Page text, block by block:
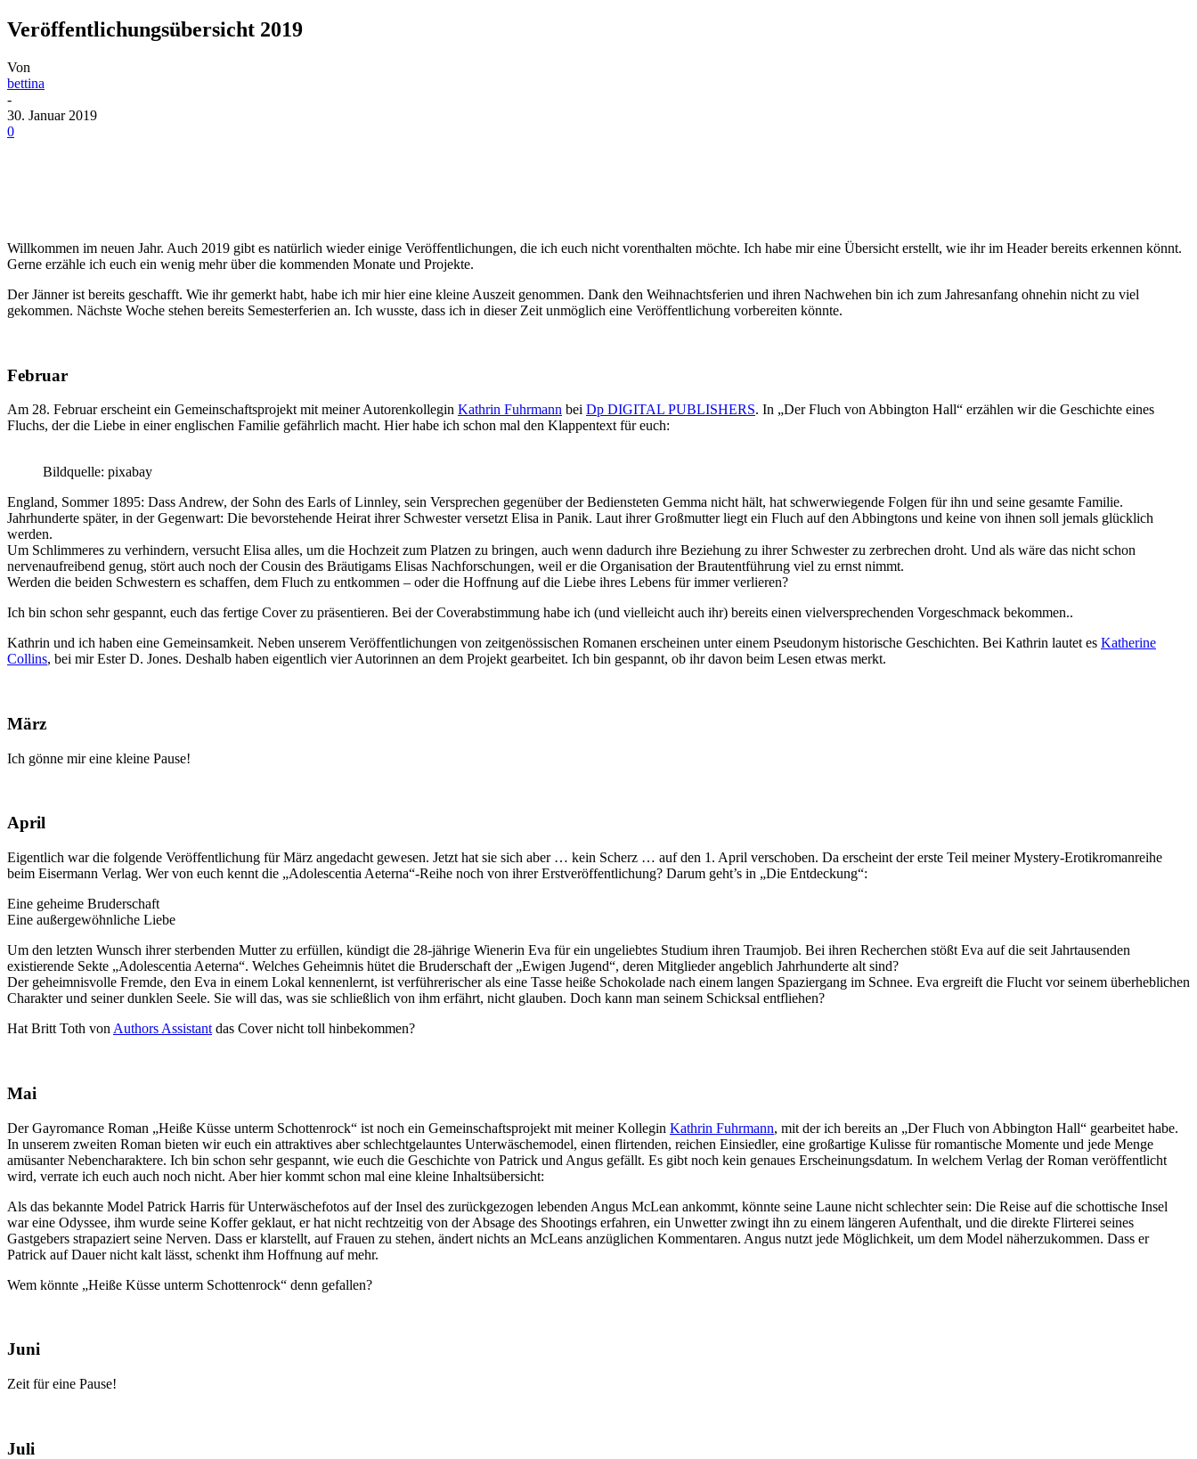
Veröffentlichungsübersicht 2019
Von
bettina
-
30. Januar 2019
0
Willkommen im neuen Jahr. Auch 2019 gibt es natürlich wieder einige Veröffentlichungen, die ich euch nicht vorenthalten möchte. Ich habe mir eine Übersicht erstellt, wie ihr im Header bereits erkennen könnt.
Gerne erzähle ich euch ein wenig mehr über die kommenden Monate und Projekte.
Der Jänner ist bereits geschafft. Wie ihr gemerkt habt, habe ich mir hier eine kleine Auszeit genommen. Dank den Weihnachtsferien und ihren Nachwehen bin ich zum Jahresanfang ohnehin nicht zu viel
gekommen. Nächste Woche stehen bereits Semesterferien an. Ich wusste, dass ich in dieser Zeit unmöglich eine Veröffentlichung vorbereiten könnte.
Februar
Am 28. Februar erscheint ein Gemeinschaftsprojekt mit meiner Autorenkollegin Kathrin Fuhrmann bei Dp DIGITAL PUBLISHERS. In „Der Fluch von Abbington Hall“ erzählen wir die Geschichte eines
Fluchs, der die Liebe in einer englischen Familie gefährlich macht. Hier habe ich schon mal den Klappentext für euch:
Bildquelle: pixabay
England, Sommer 1895: Dass Andrew, der Sohn des Earls of Linnley, sein Versprechen gegenüber der Bediensteten Gemma nicht hält, hat schwerwiegende Folgen für ihn und seine gesamte Familie.
Jahrhunderte später, in der Gegenwart: Die bevorstehende Heirat ihrer Schwester versetzt Elisa in Panik. Laut ihrer Großmutter liegt ein Fluch auf den Abbingtons und keine von ihnen soll jemals glücklich
werden.
Um Schlimmeres zu verhindern, versucht Elisa alles, um die Hochzeit zum Platzen zu bringen, auch wenn dadurch ihre Beziehung zu ihrer Schwester zu zerbrechen droht. Und als wäre das nicht schon
nervenaufreibend genug, stört auch noch der Cousin des Bräutigams Elisas Nachforschungen, weil er die Organisation der Brautentführung viel zu ernst nimmt.
Werden die beiden Schwestern es schaffen, dem Fluch zu entkommen – oder die Hoffnung auf die Liebe ihres Lebens für immer verlieren?
Ich bin schon sehr gespannt, euch das fertige Cover zu präsentieren. Bei der Coverabstimmung habe ich (und vielleicht auch ihr) bereits einen vielversprechenden Vorgeschmack bekommen..
Kathrin und ich haben eine Gemeinsamkeit. Neben unserem Veröffentlichungen von zeitgenössischen Romanen erscheinen unter einem Pseudonym historische Geschichten. Bei Kathrin lautet es Katherine
Collins, bei mir Ester D. Jones. Deshalb haben eigentlich vier Autorinnen an dem Projekt gearbeitet. Ich bin gespannt, ob ihr davon beim Lesen etwas merkt.
März
Ich gönne mir eine kleine Pause!
April
Eigentlich war die folgende Veröffentlichung für März angedacht gewesen. Jetzt hat sie sich aber … kein Scherz … auf den 1. April verschoben. Da erscheint der erste Teil meiner Mystery-Erotikromanreihe
beim Eisermann Verlag. Wer von euch kennt die „Adolescentia Aeterna“-Reihe noch von ihrer Erstveröffentlichung? Darum geht’s in „Die Entdeckung“:
Eine geheime Bruderschaft
Eine außergewöhnliche Liebe
Um den letzten Wunsch ihrer sterbenden Mutter zu erfüllen, kündigt die 28-jährige Wienerin Eva für ein ungeliebtes Studium ihren Traumjob. Bei ihren Recherchen stößt Eva auf die seit Jahrtausenden
existierende Sekte „Adolescentia Aeterna“. Welches Geheimnis hütet die Bruderschaft der „Ewigen Jugend“, deren Mitglieder angeblich Jahrhunderte alt sind?
Der geheimnisvolle Fremde, den Eva in einem Lokal kennenlernt, ist verführerischer als eine Tasse heiße Schokolade nach einem langen Spaziergang im Schnee. Eva ergreift die Flucht vor seinem überheblichen
Charakter und seiner dunklen Seele. Sie will das, was sie schließlich von ihm erfährt, nicht glauben. Doch kann man seinem Schicksal entfliehen?
Hat Britt Toth von Authors Assistant das Cover nicht toll hinbekommen?
Mai
Der Gayromance Roman „Heiße Küsse unterm Schottenrock“ ist noch ein Gemeinschaftsprojekt mit meiner Kollegin Kathrin Fuhrmann, mit der ich bereits an „Der Fluch von Abbington Hall“ gearbeitet habe.
In unserem zweiten Roman bieten wir euch ein attraktives aber schlechtgelauntes Unterwäschemodel, einen flirtenden, reichen Einsiedler, eine großartige Kulisse für romantische Momente und jede Menge
amüsanter Nebencharaktere. Ich bin schon sehr gespannt, wie euch die Geschichte von Patrick und Angus gefällt. Es gibt noch kein genaues Erscheinungsdatum. In welchem Verlag der Roman veröffentlicht
wird, verrate ich euch auch noch nicht. Aber hier kommt schon mal eine kleine Inhaltsübersicht:
Als das bekannte Model Patrick Harris für Unterwäschefotos auf der Insel des zurückgezogen lebenden Angus McLean ankommt, könnte seine Laune nicht schlechter sein: Die Reise auf die schottische Insel
war eine Odyssee, ihm wurde seine Koffer geklaut, er hat nicht rechtzeitig von der Absage des Shootings erfahren, ein Unwetter zwingt ihn zu einem längeren Aufenthalt, und die direkte Flirterei seines
Gastgebers strapaziert seine Nerven. Dass er klarstellt, auf Frauen zu stehen, ändert nichts an McLeans anzüglichen Kommentaren. Angus nutzt jede Möglichkeit, um dem Model näherzukommen. Dass er
Patrick auf Dauer nicht kalt lässt, schenkt ihm Hoffnung auf mehr.
Wem könnte „Heiße Küsse unterm Schottenrock“ denn gefallen?
Juni
Zeit für eine Pause!
Juli